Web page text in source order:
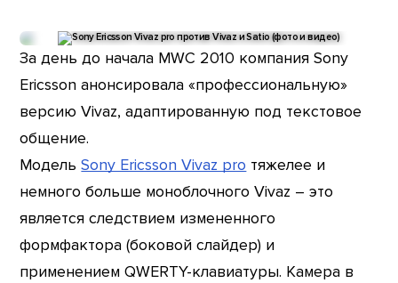
За день до начала MWC 2010 компания Sony
Ericsson анонсировала «профессиональную»
версию Vivaz, адаптированную под текстовое
общение.
МодельSony Ericsson Vivaz pro тяжелее и
немного больше моноблочного Vivaz – это
является следствием измененного
формфактора (боковой слайдер) и
применением QWERTY-клавиатуры. Камера в